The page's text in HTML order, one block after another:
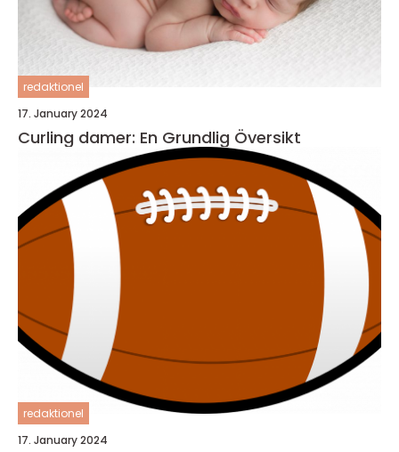
redaktionel
17. January 2024
Curling damer: En Grundlig Översikt
redaktionel
17. January 2024